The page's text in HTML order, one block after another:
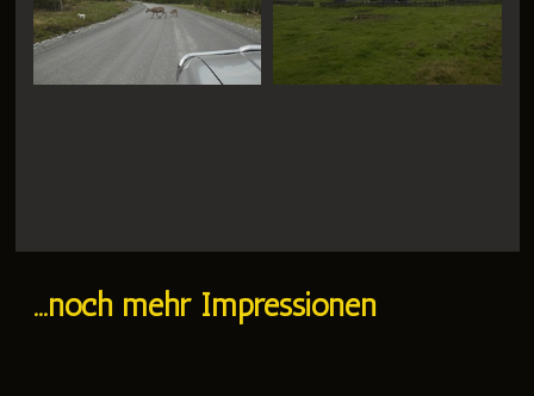
...noch mehr Impressionen